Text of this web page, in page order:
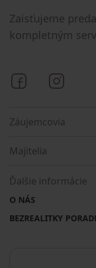
Zaisťujeme
kompletným
Bezrealitky na
Záujemcovia
Majitelia
Ďalšie informácie
O NÁS
BEZREALITKY